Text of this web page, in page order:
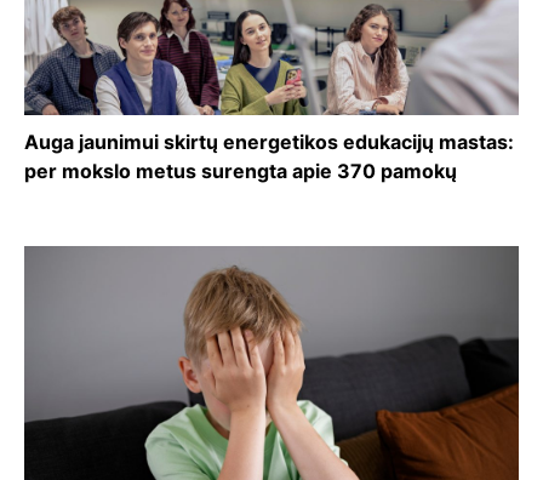
Auga jaunimui skirtų energetikos edukacijų mastas:
per mokslo metus surengta apie 370 pamokų